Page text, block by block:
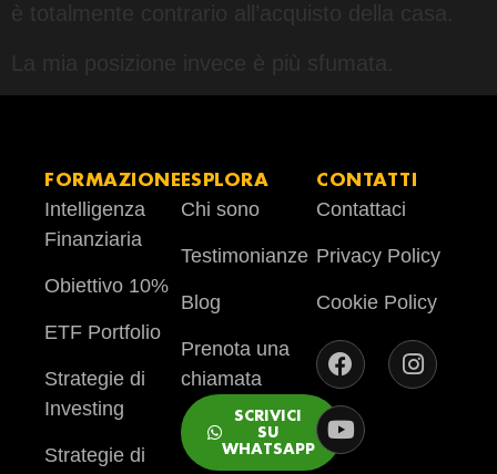
è totalmente contrario all’acquisto della casa.
La mia posizione invece è più sfumata.
FORMAZIONE
Intelligenza
Finanziaria
Obiettivo 10%
ETF Portfolio
Strategie di
Investing
Strategie di
ESPLORA
Chi sono
Testimonianze
Blog
Prenota una
chiamata
SCRIVICI
SU
WHATSAPP
CONTATTI
Contattaci
Privacy Policy
Cookie Policy